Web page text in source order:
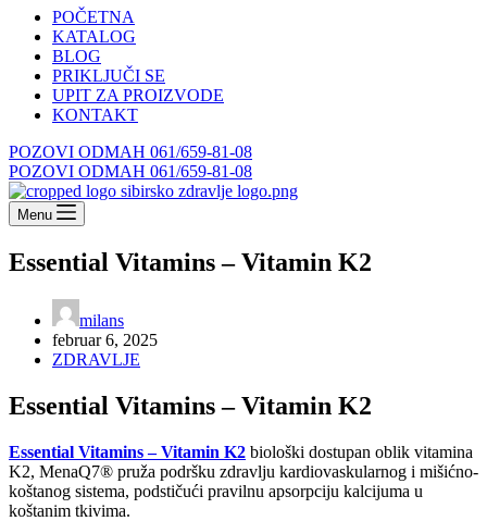
POČETNA
KATALOG
BLOG
PRIKLJUČI SE
UPIT ZA PROIZVODE
KONTAKT
POZOVI ODMAH 061/659-81-08
POZOVI ODMAH 061/659-81-08
Menu
Essential Vitamins – Vitamin K2
milans
februar 6, 2025
ZDRAVLJE
Essential Vitamins – Vitamin K2
Essential Vitamins – Vitamin K2 biološki dostupan oblik vitamina
K2, MenaQ7® pruža podršku zdravlju kardiovaskularnog i mišićno-
koštanog sistema, podstičući pravilnu apsorpciju kalcijuma u
koštanim tkivima.